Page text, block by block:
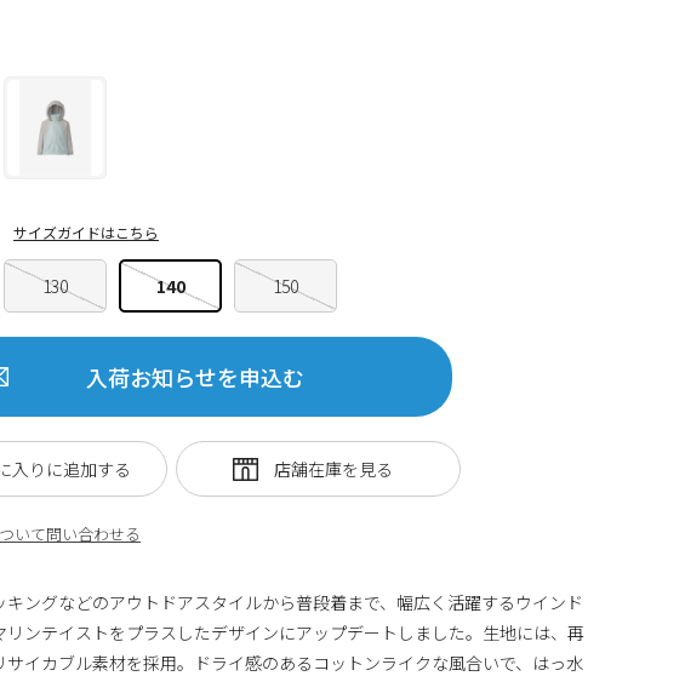
130 140 150
サイズガイドはこちら
入荷お知らせを申込む
いて問い合わせる
入りに追加する
キングなどのアウトドアスタイルから普段着まで、幅広く活躍するウインド
リンテイストをプラスしたデザインにアップデートしました。生地には、再
サイカブル素材を採用。ドライ感のあるコットンライクな風合いで、はっ水